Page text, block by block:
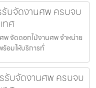
รับจัดงานศพ ครบจบ
ทศ
พ จัดดอกไม้งานศพ จำหน่าย
ร้อมให้บริการทั่
รับจัดงานศพ ครบจบ